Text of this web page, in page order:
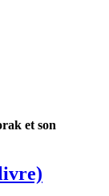
et son